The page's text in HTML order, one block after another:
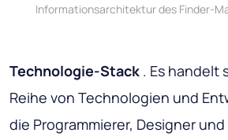
Informationsarchitektur des Finder-
Technologie-Stack . Es handelt
Reihe von Technologien und
die Programmierer, Designer